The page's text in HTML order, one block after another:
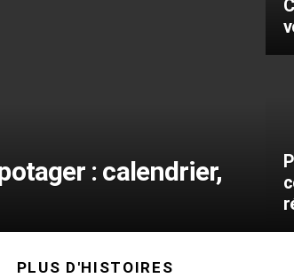
: calendrier,
PLUS D'HISTOIRES